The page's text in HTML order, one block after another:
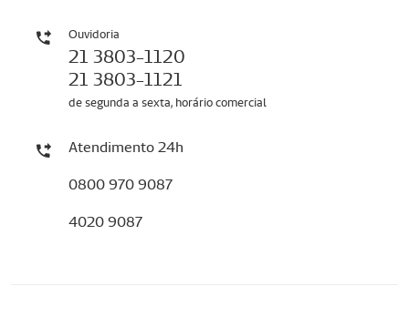
Ouvidoria
21 3803-1120
21 3803-1121
de segunda a sexta, horário comercial
Atendimento 24h
0800 970 9087
4020 9087